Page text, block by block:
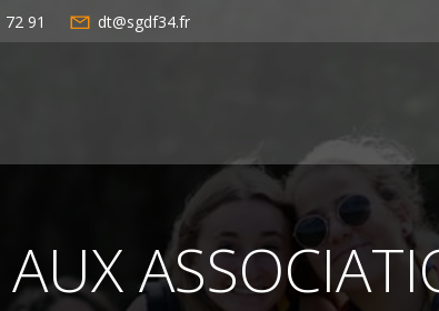
91 dt@sgdf34.fr
AUX